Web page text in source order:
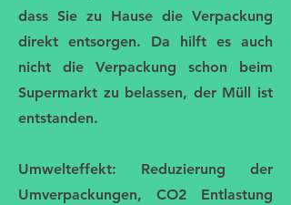
dass Sie zu Hause die Verpackung
direkt entsorgen. Da hilft es auch
nicht die Verpackung schon beim
Supermarkt zu belassen, der Müll ist
entstanden.
Umwelteffekt: Reduzierung der
Umverpackungen, CO2 Entlastung